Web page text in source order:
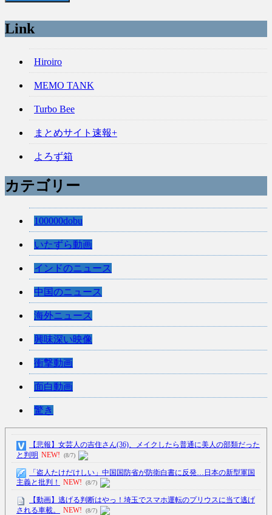
Link
Hiroiro
MEMO TANK
Turbo Bee
まとめサイト速報+
よろず箱
カテゴリー
100000dobu
いたずら動画
インドのニュース
中国のニュース
海外ニュース
興味深い映像
衝撃動画
面白動画
驚き
【悲報】女芸人の吉住さん(36)、メイクしたら普通に美人の部類だった
と判明 NEW! (8/7)
「盗人たけだけしい」中国国防省が防衛白書に反発…日本の新型軍国
主義と批判！
NEW! (8/7)
【動画】逃げる判断はやっ！埼玉でスマホ運転のプリウスに当て逃げ
される車載。
NEW! (8/7)